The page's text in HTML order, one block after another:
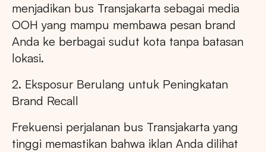
menjadikan bus Transjakarta sebagai media
OOH yang mampu membawa pesan brand
Anda ke berbagai sudut kota tanpa batasan
lokasi.
2. Eksposur Berulang untuk Peningkatan
Brand Recall
Frekuensi perjalanan bus Transjakarta yang
tinggi memastikan bahwa iklan Anda dilihat